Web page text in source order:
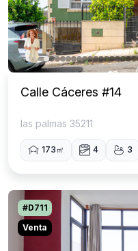
Calle Cáceres #14
las palmas 35211
173㎡ 4 3
#D711
Venta